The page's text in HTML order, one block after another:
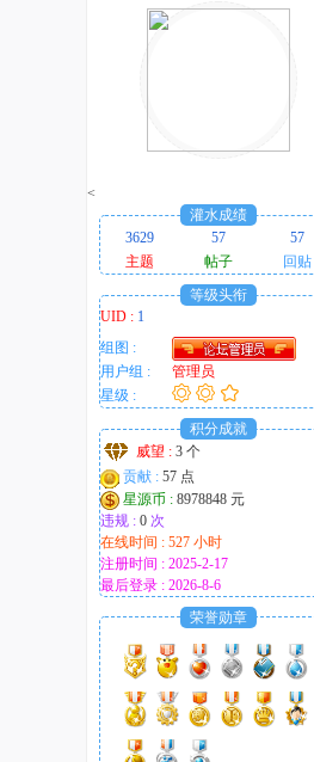
！
<
灌水成绩
3629
57
57
主题
帖子
回贴
等级头衔
UID : 1
组图 :
用户组 :
管理员
星级 :
积分成就
威望 : 3 个
贡献 : 57 点
星源币 : 8978848 元
违规 : 0 次
在线时间 : 527 小时
注册时间 : 2025-2-17
最后登录 : 2026-8-6
荣誉勋章